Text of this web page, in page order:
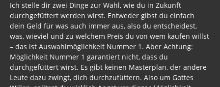
Ich stelle dir zwei Dinge zur Wahl, wie du in Zukunft
durchgefüttert werden wirst. Entweder gibst du einfach
dein Geld für was auch immer aus, also du entscheidest,
was, wieviel und zu welchem Preis du von wem kaufen willst
– das ist Auswahlmöglichkeit Nummer 1. Aber Achtung:
Möglichkeit Nummer 1 garantiert nicht, dass du
durchgefüttert wirst. Es gibt keinen Masterplan, der andere
Leute dazu zwingt, dich durchzufüttern. Also um Gottes